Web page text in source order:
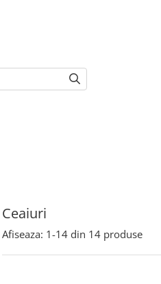
Ceaiuri
Afiseaza: 1-14 din 14 produse